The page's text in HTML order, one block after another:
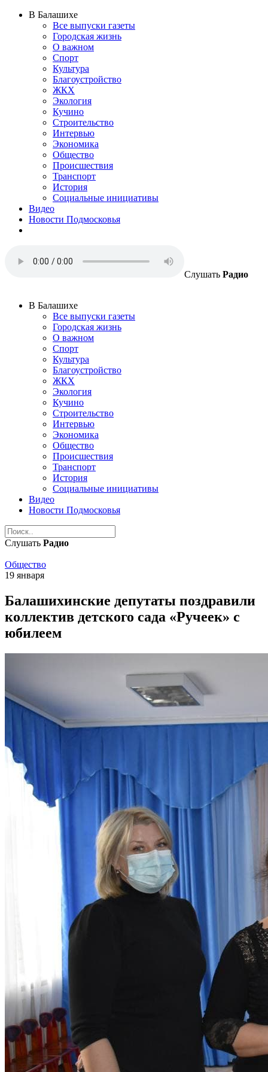
В Балашихе
Все выпуски газеты
Городская жизнь
О важном
Спорт
Культура
Благоустройство
ЖКХ
Экология
Кучино
Строительство
Интервью
Экономика
Общество
Происшествия
Транспорт
История
Социальные инициативы
Видео
Новости Подмосковья
Слушать Радио
В Балашихе
Все выпуски газеты
Городская жизнь
О важном
Спорт
Культура
Благоустройство
ЖКХ
Экология
Кучино
Строительство
Интервью
Экономика
Общество
Происшествия
Транспорт
История
Социальные инициативы
Видео
Новости Подмосковья
Слушать Радио
Общество
19 января
Балашихинские депутаты поздравили
коллектив детского сада «Ручеек» с
юбилеем